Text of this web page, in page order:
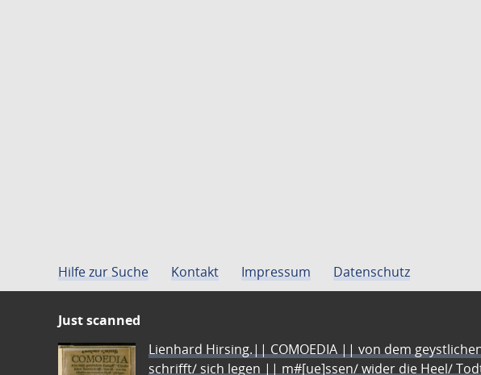
Hilfe zur Suche Kontakt Impressum Datenschutz
Just scanned
Lienhard Hirsing.|| COMOEDIA || von dem
schrifft/ sich legen || m#[ue]ssen/ wider die Heel/